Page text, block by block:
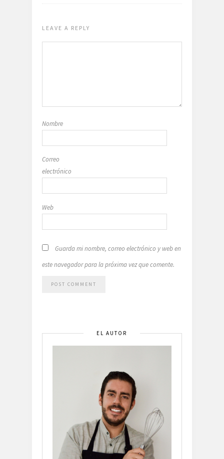
LEAVE A REPLY
Nombre
Correo
electrónico
Web
Guarda mi nombre, correo electrónico y web en
este navegador para la próxima vez que comente.
EL AUTOR